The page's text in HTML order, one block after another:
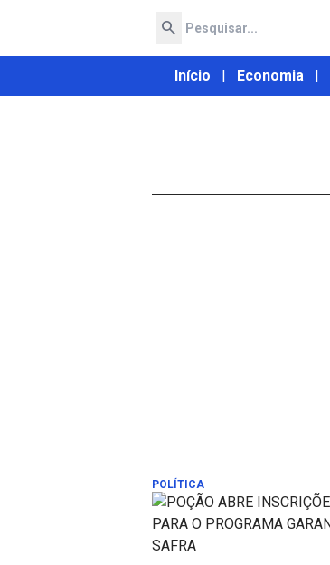
search
Início | Economia |
POLÍTICA